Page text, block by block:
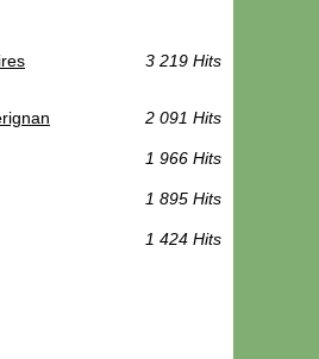
3 219 Hits
2 091 Hits
1 966 Hits
1 895 Hits
1 424 Hits